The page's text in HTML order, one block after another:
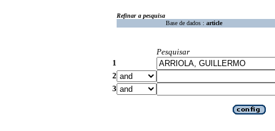
Refinar a pesquisa
Base de dados : article
Pesquisar
1
2
3